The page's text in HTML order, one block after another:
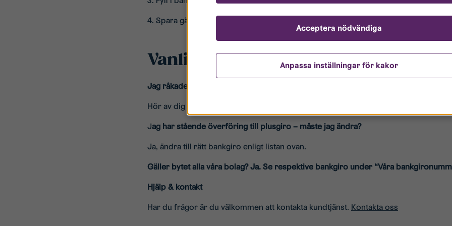
4. Spara gärna som mottagare för framtida betalningar.
Vanliga frågor
Jag råkade betala till plusgirot – vad händer nu?
Hör av dig till oss så hjälper vi dig att säkerställa att betalningen kommer rätt.
Jag har stående överföring till plusgiro – måste jag ändra?
Ja, ändra till rätt bankgiro enligt listan ovan.
Gäller bytet alla våra bolag? Ja. Se respektive bankgiro under “Våra
Hjälp & kontakt
Har du frågor är du välkommen att kontakta kundtjänst. Kontakta oss
Anpassa inställningar för kakor
Acceptera nödvändiga